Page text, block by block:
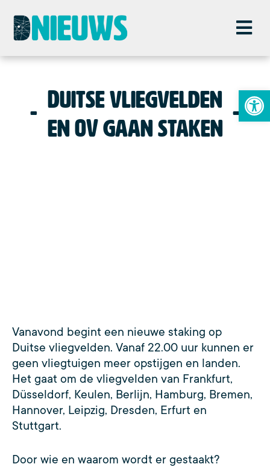
Duitse vliegvelden
en OV gaan staken
Vanavond begint een nieuwe staking op
Duitse vliegvelden. Vanaf 22.00 uur kunnen er
geen vliegtuigen meer opstijgen en landen.
Het gaat om de vliegvelden van Frankfurt,
Düsseldorf, Keulen, Berlijn, Hamburg, Bremen,
Hannover, Leipzig, Dresden, Erfurt en
Stuttgart.
Door wie en waarom wordt er gestaakt?